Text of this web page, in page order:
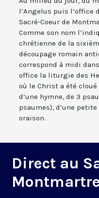
l’Angelus puis l’office
Sacré-Coeur de
Comme son nom
chrétienne de la
découpage romain
correspond à midi
office la liturgie des
où le Christ a été
d’une hymne, de 3
psaumes), d’une
oraison.
Direct au
Montmartre